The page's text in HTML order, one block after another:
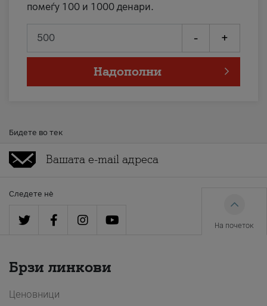
помеѓу 100 и 1000 денари.
- +
Надополни
Бидете во тек
Следете нè
На почеток
Брзи линкови
Ценовници